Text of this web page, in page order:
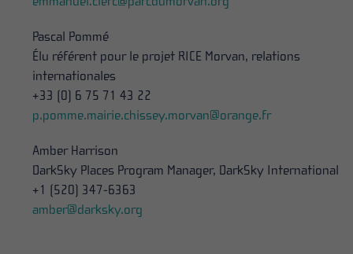
Pascal Pommé
Élu référent pour le projet RICE Morvan, relations
internationales
+33 (0) 6 75 71 43 22
p.pomme.mairie.chissey.morvan@orange.fr
Amber Harrison
DarkSky Places Program Manager, DarkSky International
+1 (520) 347-6363
amber@darksky.org